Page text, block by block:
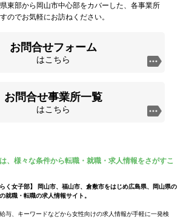
東部から岡山市中心部をカバーした、各事業所
のでお気軽にお訪ねください。
お問合せフォーム
はこちら
お問合せ事業所一覧
はこちら
、様々な条件から転職・就職・求人情報をさがすこ
く女子部】 岡山市、福山市、倉敷市をはじめ広島県、岡山県の
就職・転職の求人情報サイト。
与、キーワードなどから女性向けの求人情報が手軽に一発検